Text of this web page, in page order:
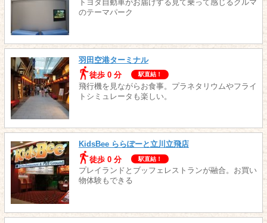
トヨタ自動車がお届けする見て乗って感じるクルマ
のテーマパーク
羽田空港ターミナル
徒歩 0 分
駅直結！
飛行機を見ながらお食事。プラネタリウムやフライ
トシミュレータも楽しい。
KidsBee ららぽーと立川立飛店
徒歩 0 分
駅直結！
プレイランドとブッフェレストランが融合。お買い
物体験もできる